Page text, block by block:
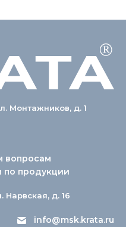
Монтажников, д. 1
вопросам
по продукции
Нарвская, д. 16
info@msk.krata.ru